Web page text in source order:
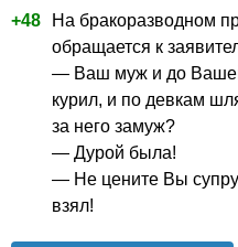
+48
На бракоразводном
обращается к
— Ваш муж и до
курил, и по девкам
за него замуж?
— Дурой была!
— Не цените Вы
взял!